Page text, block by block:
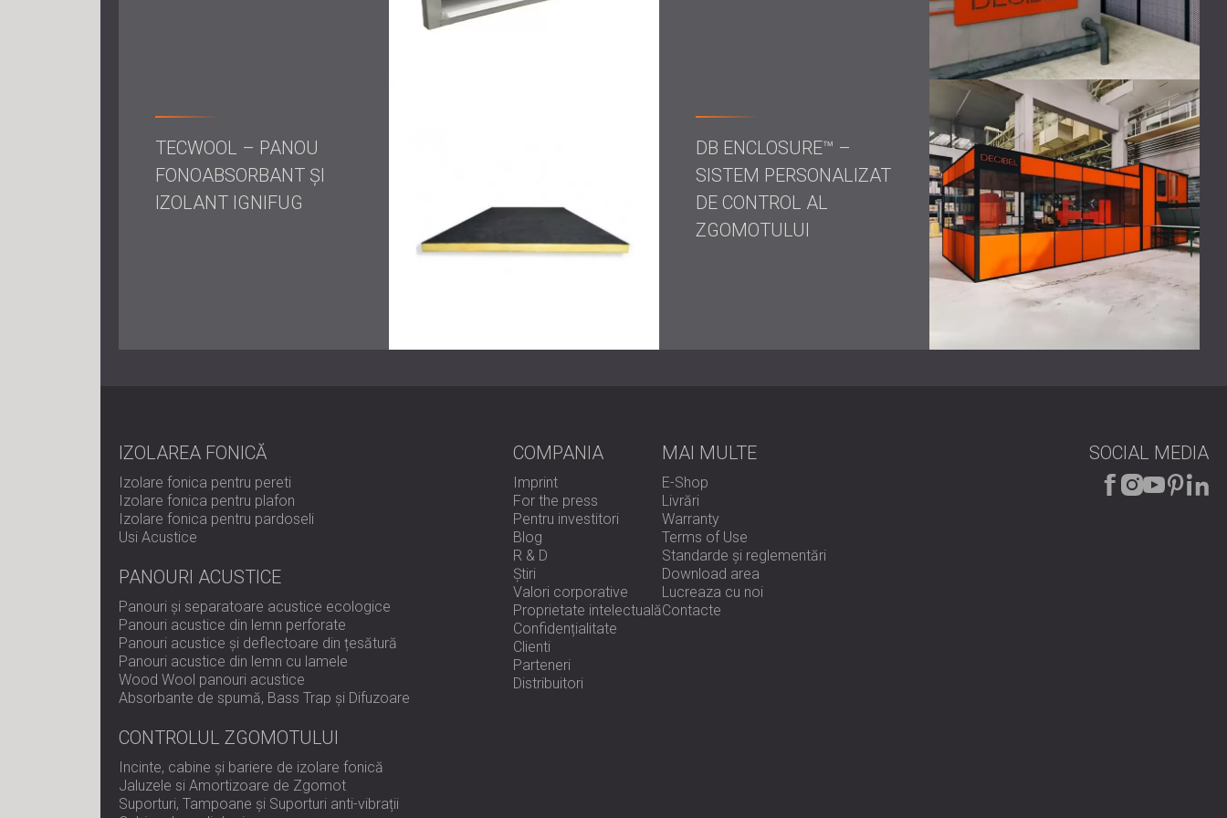
și la ineficiențe operaționale. Implementarea soluțiilor eficiente de izolare fonică poate crește
productivitatea, îmbunătăți calitatea produselor și poate asigura conformitatea cu standardele de
Dacă organizația dvs. se confruntă cu provocări similare legate de zgomot, nu ezitați să contactați.
Specialiștii noștri pot oferi soluții personalizate pentru a vă îmbunătăți mediul la locul de muncă,
asigurând atât bunăstarea angajaților, cât și eficiența operațională. Contactați-ne astăzi pentru a
TECWOOL – PANOU
FONOABSORBANT ȘI
IZOLANT IGNIFUG
DB ENCLOSURE™ –
SISTEM PERSONALIZAT
DE CONTROL AL
ZGOMOTULUI
IZOLAREA FONICĂ
Izolare fonica pentru pereti
Izolare fonica pentru plafon
Izolare fonica pentru pardoseli
Usi Acustice
PANOURI ACUSTICE
Panouri și separatoare acustice ecologice
Panouri acustice din lemn perforate
Panouri acustice și deflectoare din țesătură
Panouri acustice din lemn cu lamele
Wood Wool panouri acustice
Absorbante de spumă, Bass Trap și Difuzoare
CONTROLUL ZGOMOTULUI
Incinte, cabine și bariere de izolare fonică
Jaluzele si Amortizoare de Zgomot
Suporturi, Tampoane și Suporturi anti-vibrații
COMPANIA
Imprint
For the press
Pentru investitori
Blog
R & D
Știri
Valori corporative
Proprietate intelectuală
Confidențialitate
Clienti
Parteneri
Distribuitori
MAI MULTE
E-Shop
Livrări
Warranty
Terms of Use
Standarde și reglementări
Download area
Lucreaza cu noi
Contacte
SOCIAL MEDIA